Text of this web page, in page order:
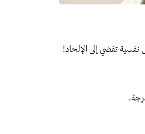
نفسية تفضي إلى الإلحاد!